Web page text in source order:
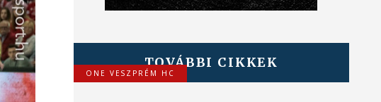
TOVÁBBI CIKKEK
ONE VESZPRÉM HC